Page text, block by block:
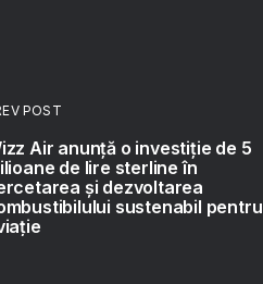
POST
Air anunță o investiție de 5
de lire sterline în
și dezvoltarea
sustenabil pentru